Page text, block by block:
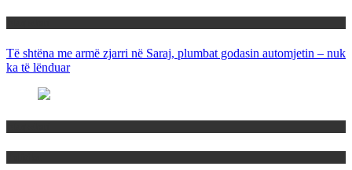
Të shtëna me armë zjarri në Saraj, plumbat godasin automjetin – nuk
ka të lënduar